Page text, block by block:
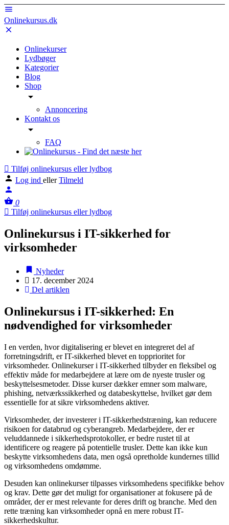
Onlinekursus.dk
Onlinekurser
Lydbøger
Kategorier
Blog
Shop
Annoncering
Kontakt os
FAQ
Tilføj onlinekursus eller lydbog
Log ind eller Tilmeld
0
Tilføj onlinekursus eller lydbog
Onlinekursus i IT-sikkerhed for
virksomheder
Nyheder
17. december 2024
Del artiklen
Onlinekursus i IT-sikkerhed: En
nødvendighed for virksomheder
I en verden, hvor digitalisering er blevet en integreret del af
forretningsdrift, er IT-sikkerhed blevet en topprioritet for
virksomheder. Onlinekurser i IT-sikkerhed tilbyder en fleksibel og
effektiv måde for medarbejdere at lære om de nyeste trusler og
beskyttelsesmetoder. Disse kurser dækker emner som malware,
phishing, netværkssikkerhed og databeskyttelse, hvilket gør dem
essentielle for at sikre virksomhedens aktiver.
Virksomheder, der investerer i IT-sikkerhedstræning, kan reducere
risikoen for databrud og cyberangreb. Medarbejdere, der er
veluddannede i sikkerhedsprotokoller, er bedre rustet til at
identificere og reagere på potentielle trusler. Dette kan ikke kun
beskytte virksomhedens data, men også opretholde kundernes tillid
og virksomhedens omdømme.
Desuden kan onlinekurser tilpasses virksomhedens specifikke behov
og krav. Dette gør det muligt for organisationer at fokusere på de
områder, der er mest relevante for deres drift og branche. Med den
rette træning kan virksomheder opnå en mere robust IT-
sikkerhedskultur.